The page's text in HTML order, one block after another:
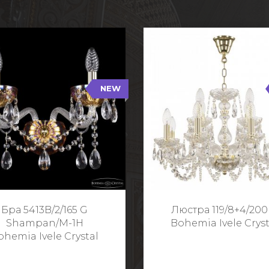
NEW
Бра 5413B/2/165 G
Shampan/M-1H
Ivele Crystal
2/165 G Shampan/M-1H
Тип: Хрустальные
арматуры: Золото/
Кол-во ламп: 2
Ширина: 35 см
Люстра 119/8+4/200
Bohemia Ivele
119/8+4/200 G
Тип: Стеклянный рожок
Цвет арматуры:
Кол-во ламп:
Диаметр: 58